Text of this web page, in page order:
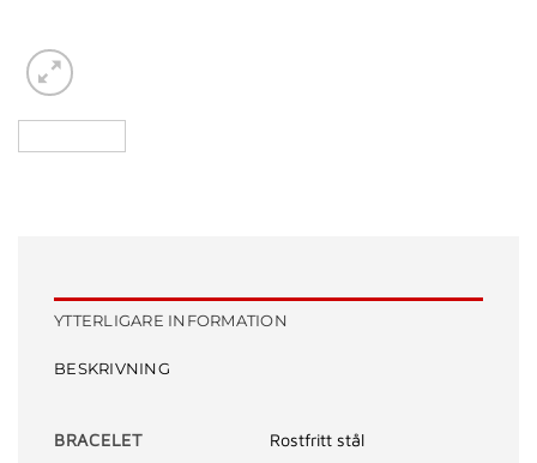
YTTERLIGARE INFORMATION
BESKRIVNING
BRACELET Rostfritt stål